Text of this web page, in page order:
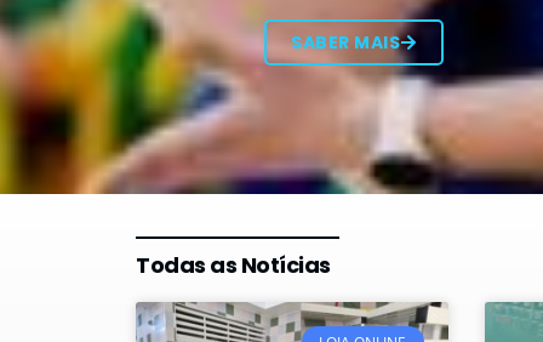
SABER MAIS
Todas as Notícias